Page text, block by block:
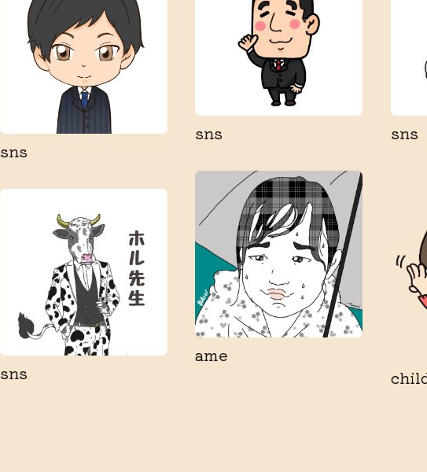
sns sns
sns
ame
sns